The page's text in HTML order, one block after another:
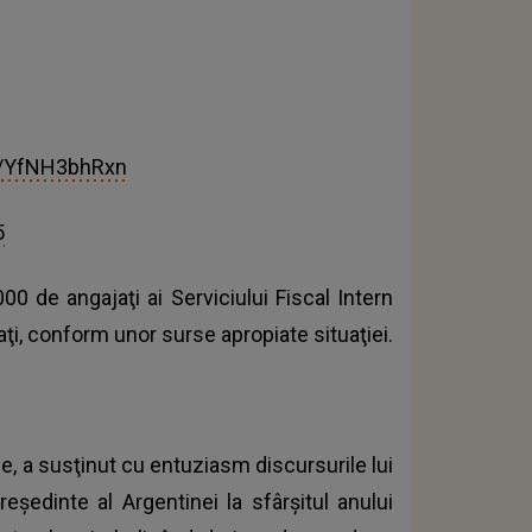
de angajaţi ai Serviciului Fiscal Intern
conform unor surse apropiate situaţiei.
a susţinut cu entuziasm discursurile lui
al Argentinei la sfârşitul anului